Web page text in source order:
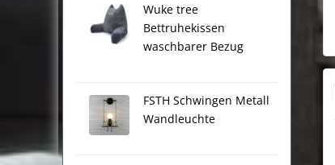
Wuke tree
Bettruhekissen
waschbarer Bezug
FSTH Schwingen Metall
Wandleuchte